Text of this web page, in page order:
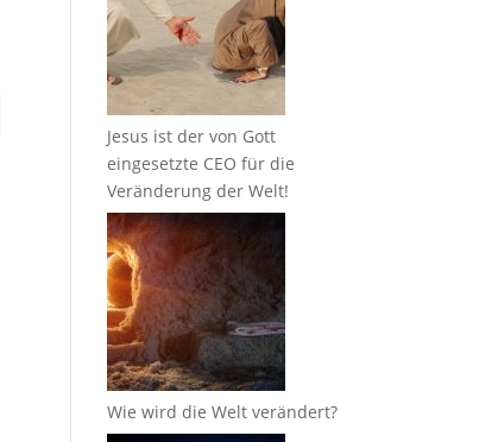
Jesus ist der von Gott
eingesetzte CEO für die
Veränderung der Welt!
Wie wird die Welt verändert?